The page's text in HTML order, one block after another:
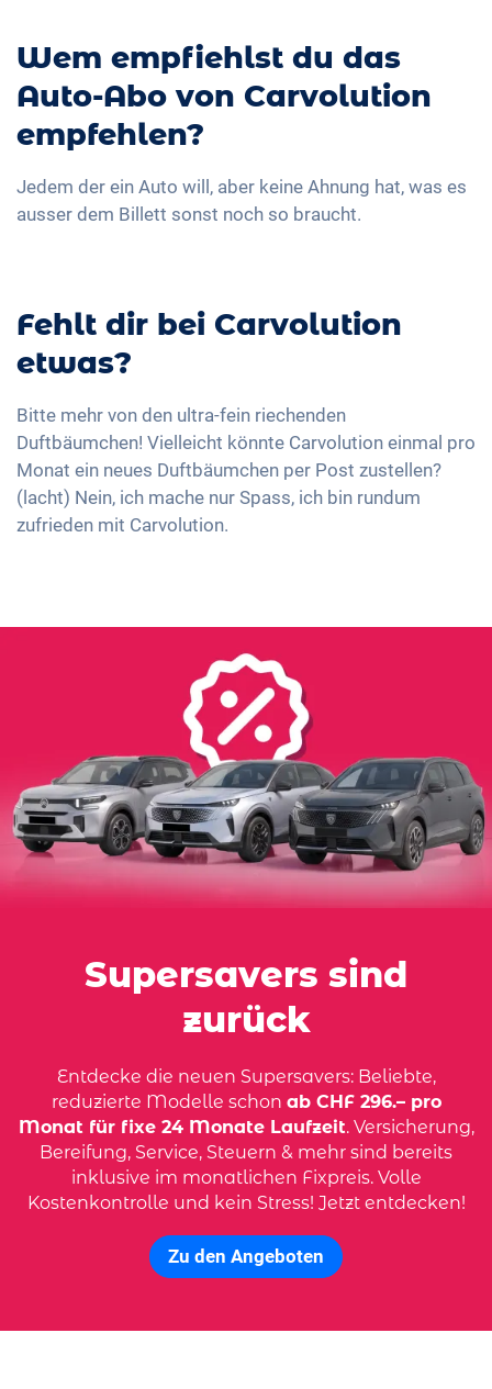
Wem empfiehlst du das
Auto-Abo von Carvolution
empfehlen?
Jedem der ein Auto will, aber keine Ahnung hat, was es
ausser dem Billett sonst noch so braucht.
Fehlt dir bei Carvolution
etwas?
Bitte mehr von den ultra-fein riechenden
Duftbäumchen! Vielleicht könnte Carvolution einmal pro
Monat ein neues Duftbäumchen per Post zustellen?
(lacht) Nein, ich mache nur Spass, ich bin rundum
zufrieden mit Carvolution.
Supersavers sind
zurück
Entdecke die neuen Supersavers: Beliebte,
reduzierte Modelle schon ab CHF 296.– pro
Monat für fixe 24 Monate Laufzeit. Versicherung,
Bereifung, Service, Steuern & mehr sind bereits
inklusive im monatlichen Fixpreis. Volle
Kostenkontrolle und kein Stress! Jetzt entdecken!
Zu den Angeboten